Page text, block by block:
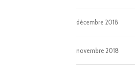
décembre 2018
novembre 2018